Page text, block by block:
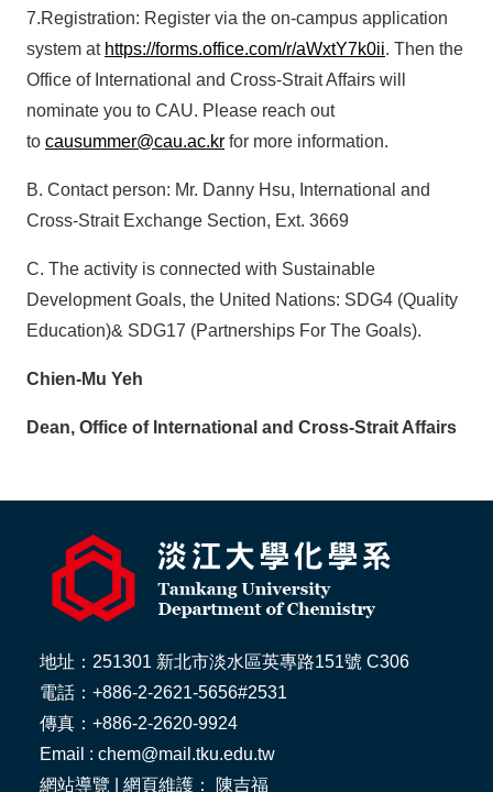
7.Registration: Register via the on-campus application
system at https://forms.office.com/r/aWxtY7k0ii. Then the
Office of International and Cross-Strait Affairs will
nominate you to CAU. Please reach out
to causummer@cau.ac.kr for more information.
B. Contact person: Mr. Danny Hsu, International and
Cross-Strait Exchange Section, Ext. 3669
C. The activity is connected with Sustainable
Development Goals, the United Nations: SDG4 (Quality
Education)& SDG17 (Partnerships For The Goals).
Chien-Mu Yeh
Dean, Office of International and Cross-Strait Affairs
地址：251301 新北市淡水區英專路151號 C306
電話：+886-2-2621-5656#2531
傳真：+886-2-2620-9924
Email : chem@mail.tku.edu.tw
網站導覽 | 網頁維護： 陳吉福